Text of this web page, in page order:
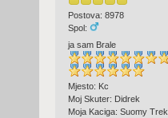
Postova: 8978
Spol:
ja sam Brale
Mjesto: Kc
Moj Skuter: Didrek
Moja Kaciga: Suomy Trek